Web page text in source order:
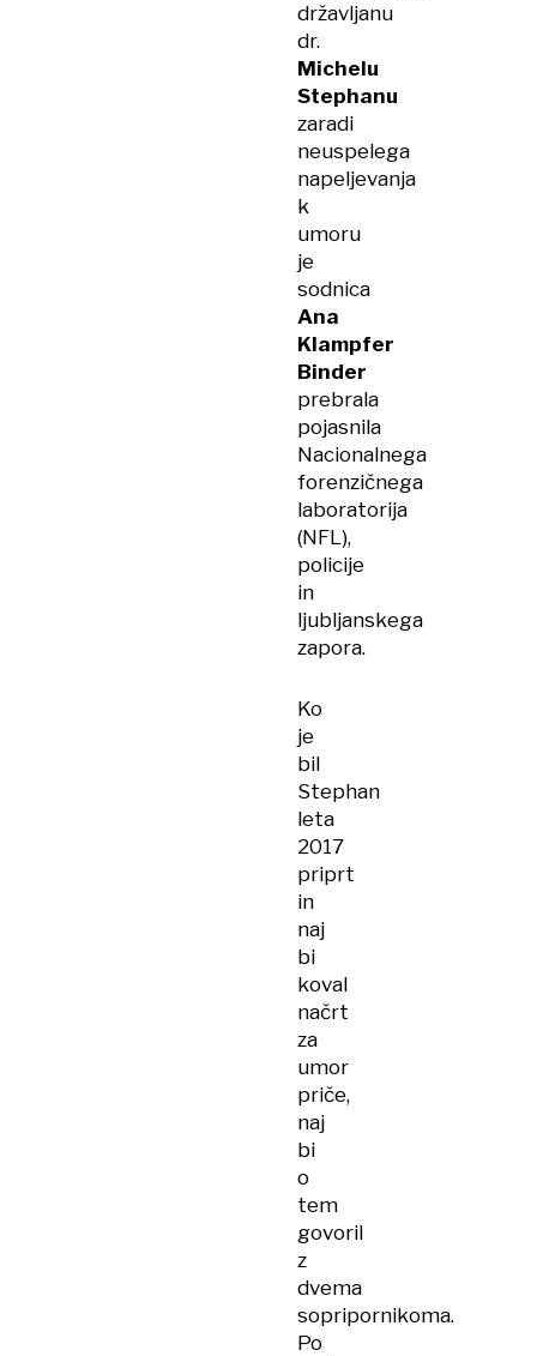
državljanu
dr.
Michelu
Stephanu
zaradi
neuspelega
napeljevanja
k
umoru
je
sodnica
Ana
Klampfer
Binder
prebrala
pojasnila
Nacionalnega
forenzičnega
laboratorija
(NFL),
policije
in
ljubljanskega
zapora.
Ko
je
bil
Stephan
leta
2017
priprt
in
naj
bi
koval
načrt
za
umor
priče,
naj
bi
o
tem
govoril
z
dvema
sopripornikoma.
Po